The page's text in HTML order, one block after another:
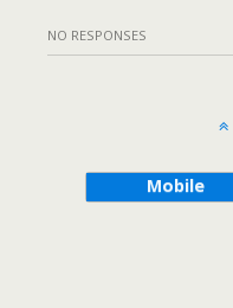
NO RESPONSES
Mobile